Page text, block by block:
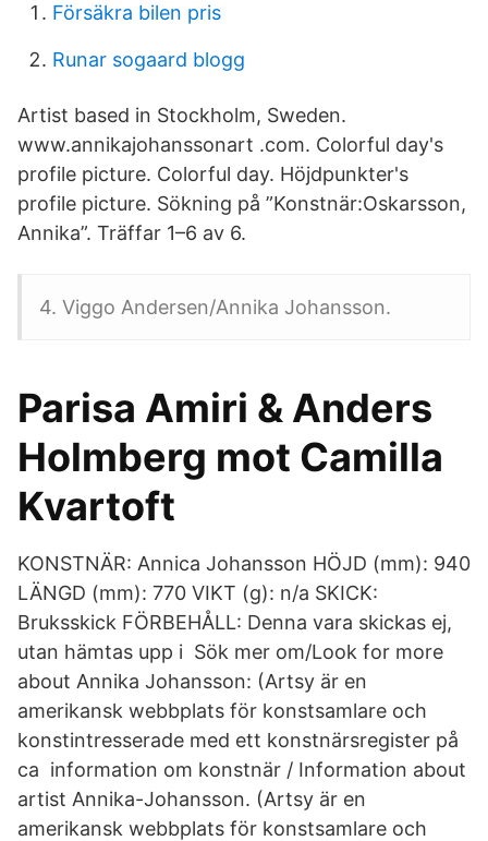
Försäkra bilen pris
Runar sogaard blogg
Artist based in Stockholm, Sweden.
www.annikajohanssonart .com. Colorful day's
profile picture. Colorful day. Höjdpunkter's
profile picture. Sökning på ”Konstnär:Oskarsson,
Annika”. Träffar 1–6 av 6.
4. Viggo Andersen/Annika Johansson.
Parisa Amiri & Anders
Holmberg mot Camilla
Kvartoft
KONSTNÄR: Annica Johansson HÖJD (mm): 940
LÄNGD (mm): 770 VIKT (g): n/a SKICK:
Bruksskick FÖRBEHÅLL: Denna vara skickas ej,
utan hämtas upp i Sök mer om/Look for more
about Annika Johansson: (Artsy är en
amerikansk webbplats för konstsamlare och
konstintresserade med ett konstnärsregister på
ca information om konstnär / Information about
artist Annika-Johansson. (Artsy är en
amerikansk webbplats för konstsamlare och